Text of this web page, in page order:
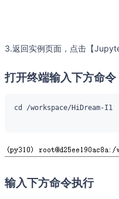
3.返回实例页面，点击【
打开终端输入下方命
输入下方命令执行